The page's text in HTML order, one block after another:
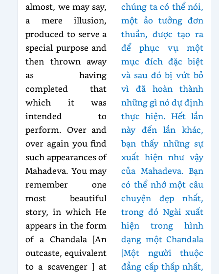
almost, we may say,
a mere illusion,
produced to serve a
special purpose and
then thrown away
as having
completed that
which it was
intended to
perform. Over and
over again you find
such appearances of
Mahadeva. You may
remember one
most beautiful
story, in which He
appears in the form
of a Chandala [An
outcaste, equivalent
to a scavenger ] at
chúng ta có thể nói,
một ảo tưởng đơn
thuần, được tạo ra
để phục vụ một
mục đích đặc biệt
và sau đó bị vứt bỏ
vì đã hoàn thành
những gì nó dự định
thực hiện. Hết lần
này đến lần khác,
bạn thấy những sự
xuất hiện như vậy
của Mahadeva. Bạn
có thể nhớ một câu
chuyện đẹp nhất,
trong đó Ngài xuất
hiện trong hình
dạng một Chandala
[Một người thuộc
đẳng cấp thấp nhất,